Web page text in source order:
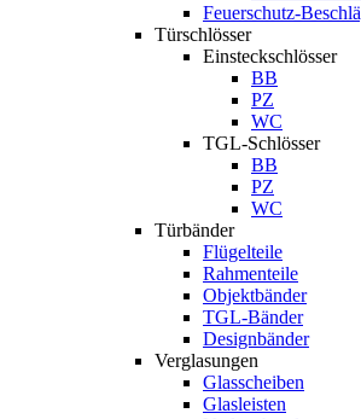
Feuerschutz-
Türschlösser
Einsteckschlösser
BB
PZ
WC
TGL-Schlösser
BB
PZ
WC
Türbänder
Flügelteile
Rahmenteile
Objektbänder
TGL-Bänder
Designbänder
Verglasungen
Glasscheiben
Glasleisten